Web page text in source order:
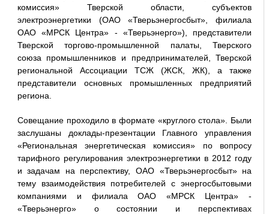
комиссия» Тверской области, субъектов
электроэнергетики (ОАО «Тверьэнергосбыт», филиала
ОАО «МРСК Центра» - «Тверьэнерго»), представители
Тверской торгово-промышленной палаты, Тверского
союза промышленников и предпринимателей, Тверской
региональной Ассоциации ТСЖ (ЖСК, ЖК), а также
представители основных промышленных предприятий
региона.
Совещание проходило в формате «круглого стола». Были
заслушаны доклады-презентации Главного управления
«Региональная энергетическая комиссия» по вопросу
тарифного регулирования электроэнергетики в 2012 году
и задачам на перспективу, ОАО «Тверьэнергосбыт» на
тему взаимодействия потребителей с энергосбытовыми
компаниями и филиала ОАО «МРСК Центра» -
«Тверьэнерго» о состоянии и перспективах